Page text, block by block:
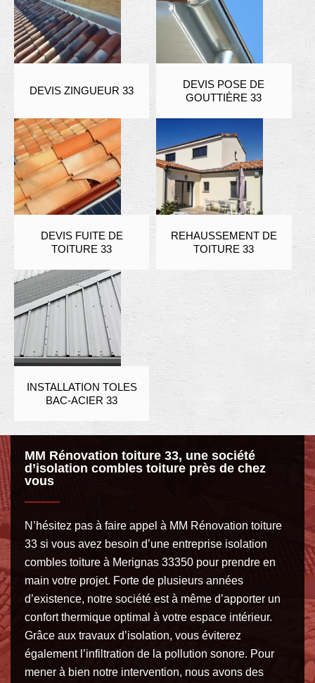
DEVIS ZINGUEUR 33
DEVIS POSE DE
GOUTTIÈRE 33
DEVIS FUITE DE
TOITURE 33
REHAUSSEMENT DE
TOITURE 33
INSTALLATION TOLES
BAC-ACIER 33
MM Rénovation toiture 33, une société
d’isolation combles toiture près de chez
vous
N’hésitez pas à faire appel à MM Rénovation toiture
33 si vous avez besoin d’une entreprise isolation
combles toiture à Merignas 33350 pour prendre en
main votre projet. Forte de plusieurs années
d’existence, notre société est à même d’apporter un
confort thermique optimal à votre espace intérieur.
Grâce aux travaux d’isolation, vous éviterez
également l’infiltration de la pollution sonore. Pour
mener à bien notre intervention, nous avons des